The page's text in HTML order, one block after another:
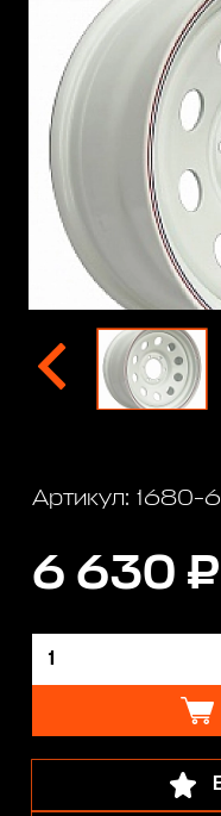
Артикул: 1680-
6 630 ₽